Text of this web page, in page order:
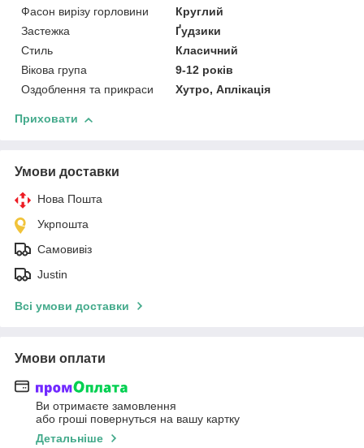
Фасон вирізу горловини
Круглий
Застежка
Ґудзики
Стиль
Класичний
Вікова група
9-12 років
Оздоблення та прикраси
Хутро, Аплікація
Приховати
Умови доставки
Нова Пошта
Укрпошта
Самовивіз
Justin
Всі умови доставки
Умови оплати
Ви отримаєте замовлення
або гроші повернуться на вашу картку
Детальніше